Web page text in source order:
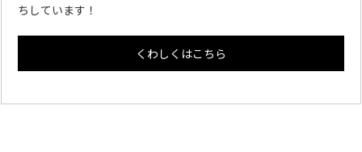
ちしています！
くわしくはこちら